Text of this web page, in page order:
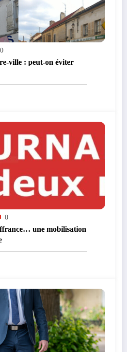
0
ville : peut-on éviter
0
une mobilisation